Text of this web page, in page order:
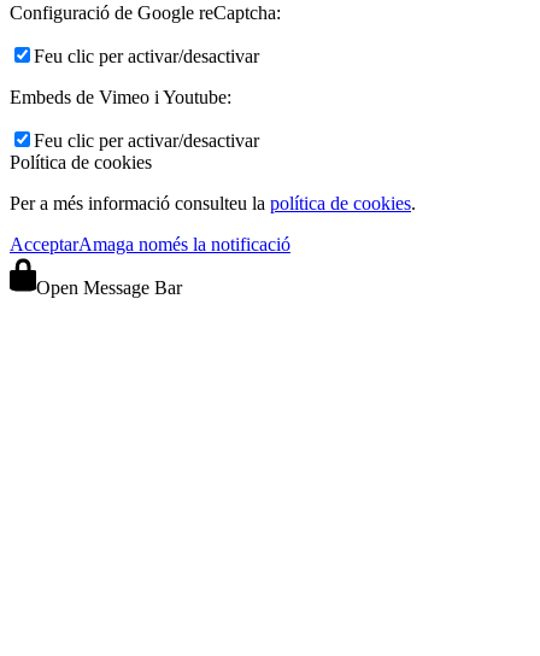
Configuració de Google reCaptcha:
Feu clic per activar/desactivar
Embeds de Vimeo i Youtube:
Feu clic per activar/desactivar
Política de cookies
Per a més informació consulteu la política de cookies.
AcceptarAmaga només la notificació
Open Message Bar